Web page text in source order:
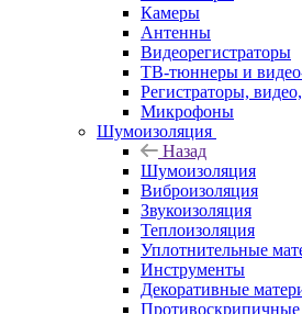
Камеры
Антенны
Видеорегистраторы
ТВ-тюннеры и
Регистраторы,
Микрофоны
Шумоизоляция
Назад
Шумоизоляция
Виброизоляция
Звукоизоляция
Теплоизоляция
Уплотнительные
Инструменты
Декоративные